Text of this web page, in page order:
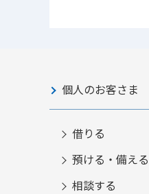
個人のお客さま
借りる
預ける・備える
相談する